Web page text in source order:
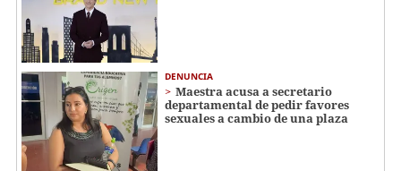
DENUNCIA
Maestra acusa a secretario
departamental de pedir favores
sexuales a cambio de una plaza